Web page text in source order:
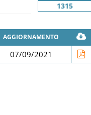
1315
AGGIORNAMENTO
07/09/2021